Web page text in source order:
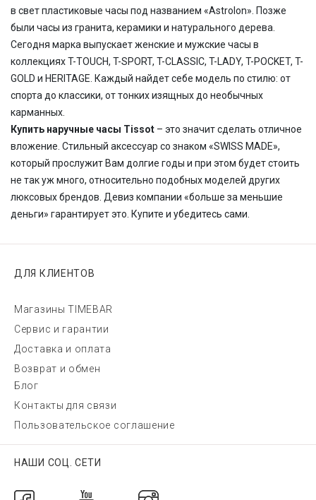
в свет пластиковые часы под названием «Astrolon». Позже
были часы из гранита, керамики и натурального дерева.
Сегодня марка выпускает женские и мужские часы в
коллекциях T-TOUCH, T-SPORT, T-CLASSIC, T-LADY, T-POCKET, T-
GOLD и HERITAGE. Каждый найдет себе модель по стилю: от
спорта до классики, от тонких изящных до необычных
карманных.
Купить наручные часы Tissot – это значит сделать отличное
вложение. Стильный аксессуар со знаком «SWISS MADE»,
который прослужит Вам долгие годы и при этом будет стоить
не так уж много, относительно подобных моделей других
люксовых брендов. Девиз компании «больше за меньшие
деньги» гарантирует это. Купите и убедитесь сами.
ДЛЯ КЛИЕНТОВ
Магазины TIMEBAR
Сервис и гарантии
Доставка и оплата
Возврат и обмен
Блог
Контакты для связи
Пользовательское соглашение
НАШИ СОЦ. СЕТИ